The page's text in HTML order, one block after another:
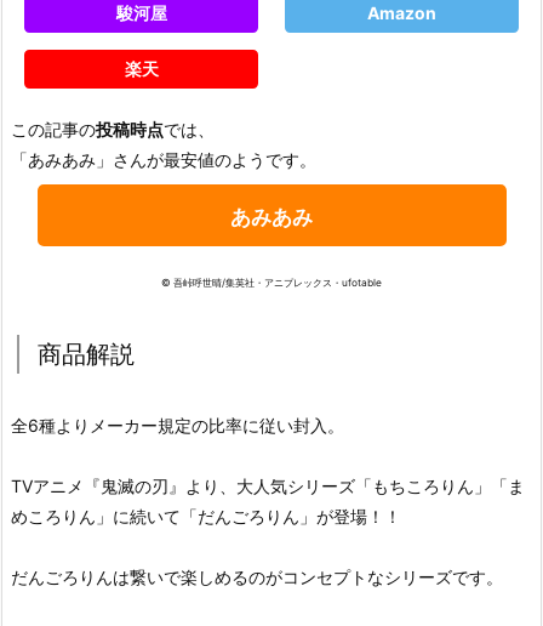
駿河屋 Amazon
楽天
この記事の投稿時点では、
「あみあみ」さんが最安値のようです。
あみあみ
© 吾峠呼世晴/集英社・アニプレックス・ufotable
商品解説
全6種よりメーカー規定の比率に従い封入。
TVアニメ『鬼滅の刃』より、大人気シリーズ「もちころりん」「ま
めころりん」に続いて「だんごろりん」が登場！！
だんごろりんは繋いで楽しめるのがコンセプトなシリーズです。